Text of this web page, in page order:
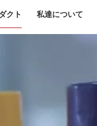
クト 私達について